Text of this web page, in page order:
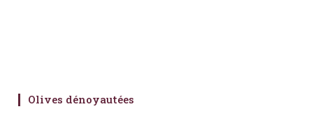
Olives dénoyautées